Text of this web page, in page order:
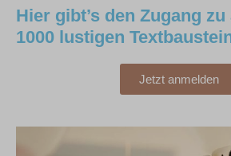
Hier gibt’s den Zugang
1000 lustigen
Jetzt anmelden